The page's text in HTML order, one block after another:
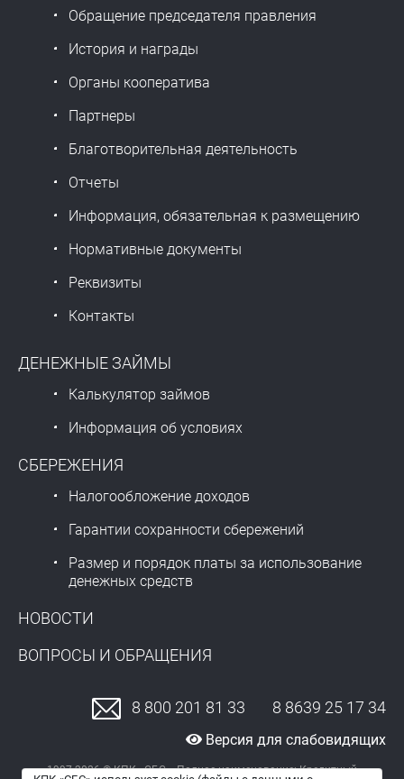
Обращение председателя правления
История и награды
Органы кооператива
Партнеры
Благотворительная деятельность
Отчеты
Информация, обязательная к размещению
Нормативные документы
Реквизиты
Контакты
ДЕНЕЖНЫЕ ЗАЙМЫ
Калькулятор займов
Информация об условиях
СБЕРЕЖЕНИЯ
Налогообложение доходов
Гарантии сохранности сбережений
Размер и порядок платы за использование
денежных средств
НОВОСТИ
ВОПРОСЫ И ОБРАЩЕНИЯ
8 800 201 81 33 8 8639 25 17 34
Версия для слабовидящих
1997-2026 © КПК «СБС». Полное наименование: Кредитный